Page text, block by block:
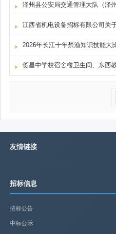
泽州县公安局交通管理大队（泽
2026年长江十年禁渔知识技能大
贺昌中学校宿舍楼卫生间、东西
友情链接
招标信息
招标公告
中标公示